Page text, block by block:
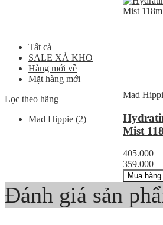
Tất cả
SALE XẢ KHO
Hàng mới về
Mặt hàng mới
Lọc theo hãng
Mad Hippie (2)
Mad
Mist
405.000
359.000
Mua hàng
Đánh giá sản